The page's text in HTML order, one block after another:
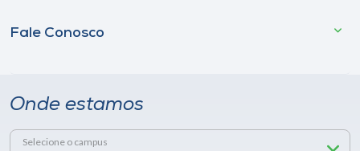
Fale Conosco
Onde estamos
Selecione o campus